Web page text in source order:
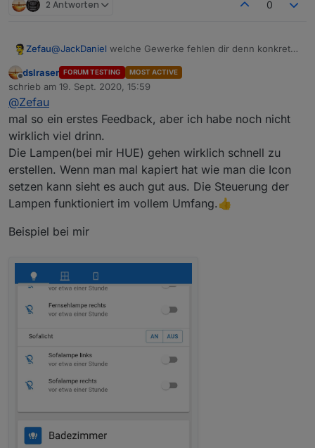
gewerke
wäre es super wenn es buttonaction ohne
einen buttonaction der pin geschützt ist
(aufsperren von türen usw.)
2 Antworten 0
Zefau@JackDaniel welche Gewerke fehlen dir denn konkret?
unterstützt? Und warum zeigt er bei dir keine Icons an?
Hast du die Geräte richtig den Gewerken zugeordnet?
Offline
dslraser FORUM TESTING MOST ACTIVE
schrieb am 19. Sept. 2020, 15:59
zuletzt editiert von
@Zefau
mal so ein erstes Feedback, aber ich habe noch nicht
wirklich viel drinn.
Die Lampen(bei mir HUE) gehen wirklich schnell zu
erstellen. Wenn man mal kapiert hat wie man die Icon
setzen kann sieht es auch gut aus. Die Steuerung der
Lampen funktioniert im vollem Umfang.👍
Beispiel bei mir